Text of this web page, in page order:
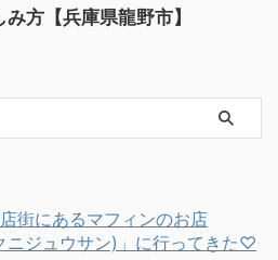
方【兵庫県龍野市】
街にあるマフィンのお店
ニジュウサン)」に行ってきた♡